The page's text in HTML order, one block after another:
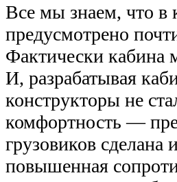
Все мы знаем, что в
предусмотрено
Фактически кабина
И, разрабатывая
конструкторы не
комфортность —
грузовиков
повышенная